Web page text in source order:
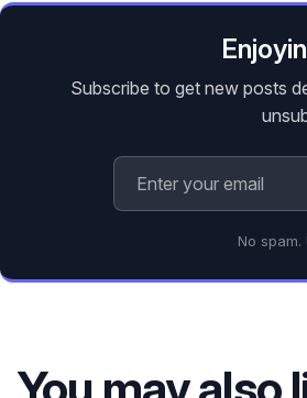
Subscribe to get new posts
No